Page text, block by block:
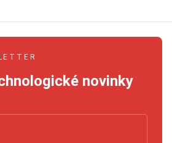
novinky